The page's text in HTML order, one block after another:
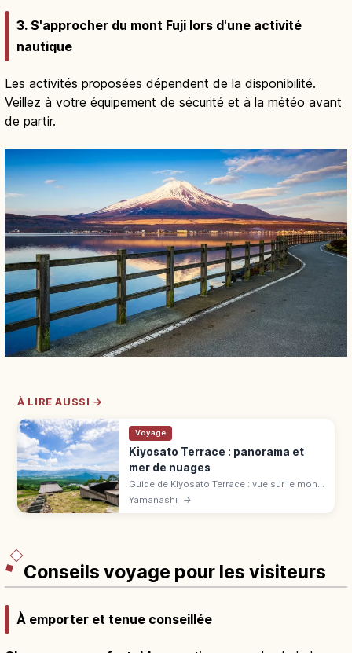
3. S'approcher du mont Fuji lors d'une activité
nautique
Les activités proposées dépendent de la disponibilité.
Veillez à votre équipement de sécurité et à la météo avant
de partir.
À LIRE AUSSI →
Voyage
Kiyosato Terrace : panorama et
mer de nuages
Guide de Kiyosato Terrace : vue sur le mont
Fuji, les Alpes du Sud et Yatsugatake,
Yamanashi →
Conseils voyage pour les visiteurs
À emporter et tenue conseillée